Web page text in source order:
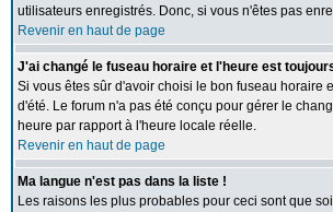
utilisateurs enregistrés. Donc, si vous n'êtes pas
Revenir en haut de page
J'ai changé le fuseau horaire et l'heure est
Si vous êtes sûr d'avoir choisi le bon fuseau horaire
d'été. Le forum n'a pas été conçu pour gérer le
heure par rapport à l'heure locale réelle.
Revenir en haut de page
Ma langue n'est pas dans la liste !
Les raisons les plus probables pour ceci sont que